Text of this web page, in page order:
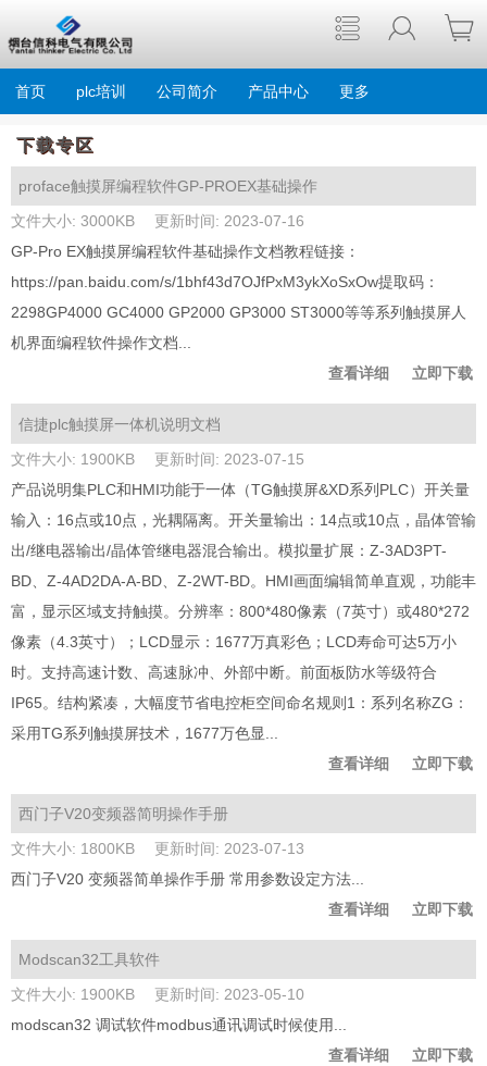
首页 plc培训 公司简介 产品中心 更多
下载专区
proface触摸屏编程软件GP-PROEX基础操作
文件大小: 3000KB
更新时间: 2023-07-16
GP-Pro EX触摸屏编程软件基础操作文档教程链接：
https://pan.baidu.com/s/1bhf43d7OJfPxM3ykXoSxOw提取码：
2298GP4000 GC4000 GP2000 GP3000 ST3000等等系列触摸屏人
机界面编程软件操作文档...
查看详细
立即下载
信捷plc触摸屏一体机说明文档
文件大小: 1900KB
更新时间: 2023-07-15
产品说明集PLC和HMI功能于一体（TG触摸屏&XD系列PLC）开关量
输入：16点或10点，光耦隔离。开关量输出：14点或10点，晶体管输
出/继电器输出/晶体管继电器混合输出。模拟量扩展：Z-3AD3PT-
BD、Z-4AD2DA-A-BD、Z-2WT-BD。HMI画面编辑简单直观，功能丰
富，显示区域支持触摸。分辨率：800*480像素（7英寸）或480*272
像素（4.3英寸）；LCD显示：1677万真彩色；LCD寿命可达5万小
时。支持高速计数、高速脉冲、外部中断。前面板防水等级符合
IP65。结构紧凑，大幅度节省电控柜空间命名规则1：系列名称ZG：
采用TG系列触摸屏技术，1677万色显...
查看详细
立即下载
西门子V20变频器简明操作手册
文件大小: 1800KB
更新时间: 2023-07-13
西门子V20 变频器简单操作手册 常用参数设定方法...
查看详细
立即下载
Modscan32工具软件
文件大小: 1900KB
更新时间: 2023-05-10
modscan32 调试软件modbus通讯调试时候使用...
查看详细
立即下载